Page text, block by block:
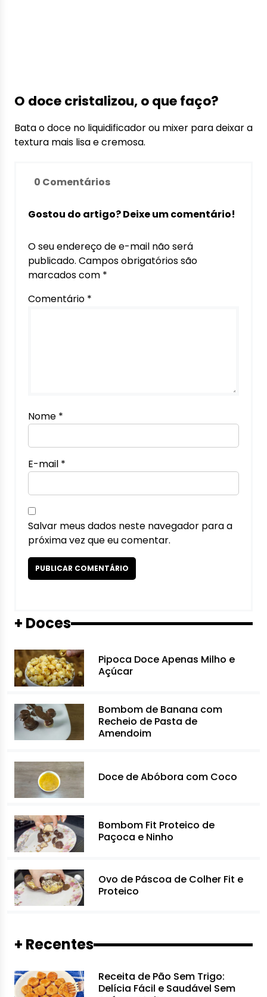
O doce cristalizou, o que faço?
Bata o doce no liquidificador ou mixer para deixar a
textura mais lisa e cremosa.
0 Comentários
Gostou do artigo? Deixe um comentário!
O seu endereço de e-mail não será
publicado. Campos obrigatórios são
marcados com *
Comentário *
Nome *
E-mail *
Salvar meus dados neste navegador para a
próxima vez que eu comentar.
+ Doces
Pipoca Doce Apenas Milho e
Açúcar
Bombom de Banana com
Recheio de Pasta de
Amendoim
Doce de Abóbora com Coco
Bombom Fit Proteico de
Paçoca e Ninho
Ovo de Páscoa de Colher Fit e
Proteico
+ Recentes
Receita de Pão Sem Trigo:
Delícia Fácil e Saudável Sem